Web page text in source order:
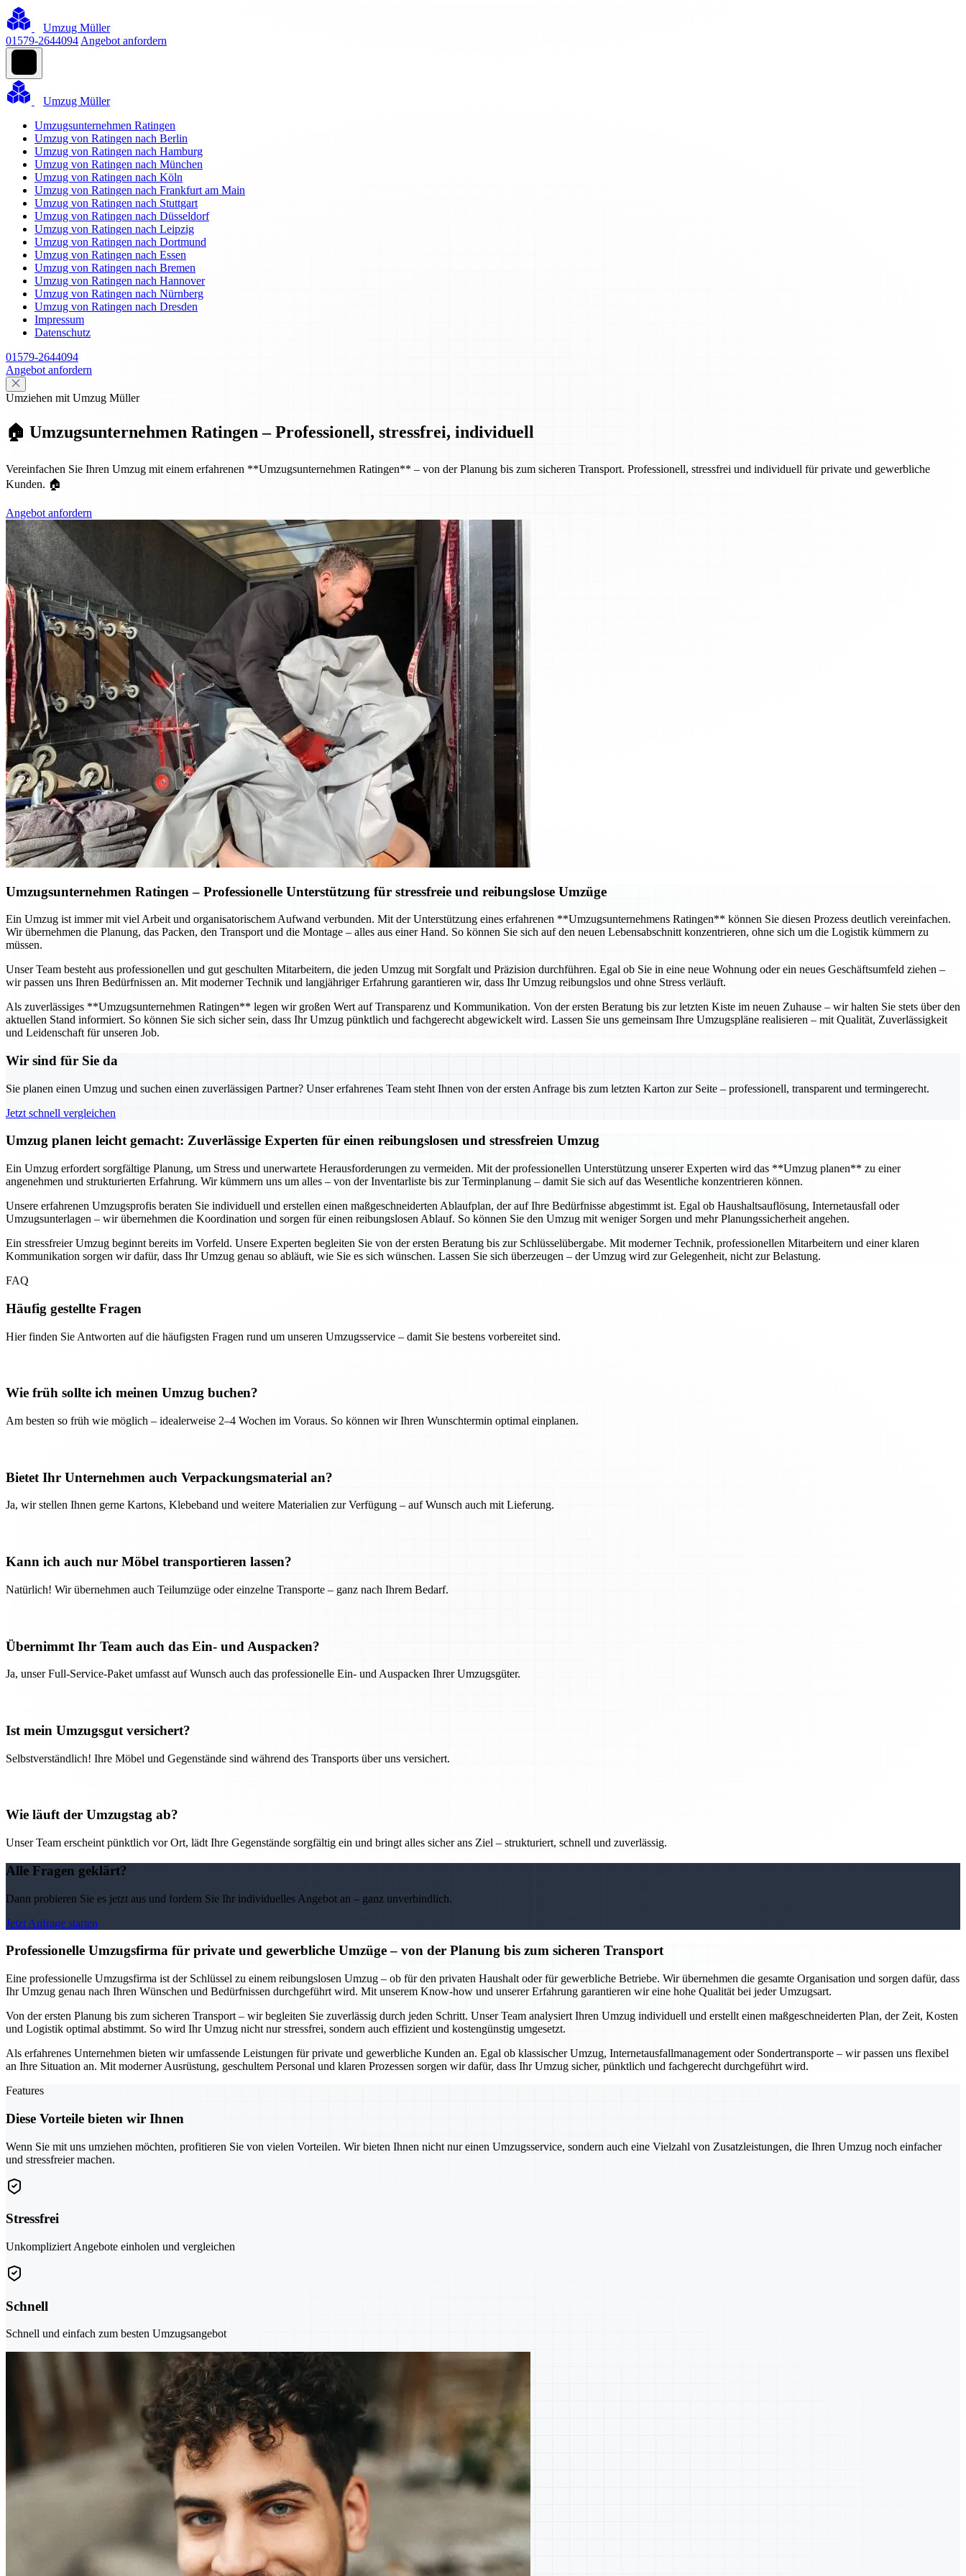
Umzug Müller
01579-2644094 Angebot anfordern
Umzug Müller
Umzugsunternehmen Ratingen
Umzug von Ratingen nach Berlin
Umzug von Ratingen nach Hamburg
Umzug von Ratingen nach München
Umzug von Ratingen nach Köln
Umzug von Ratingen nach Frankfurt am Main
Umzug von Ratingen nach Stuttgart
Umzug von Ratingen nach Düsseldorf
Umzug von Ratingen nach Leipzig
Umzug von Ratingen nach Dortmund
Umzug von Ratingen nach Essen
Umzug von Ratingen nach Bremen
Umzug von Ratingen nach Hannover
Umzug von Ratingen nach Nürnberg
Umzug von Ratingen nach Dresden
Impressum
Datenschutz
01579-2644094
Angebot anfordern
Umziehen mit Umzug Müller
🏠 Umzugsunternehmen Ratingen – Professionell, stressfrei, individuell
Vereinfachen Sie Ihren Umzug mit einem erfahrenen **Umzugsunternehmen Ratingen** – von der Planung bis zum sicheren Transport. Professionell, stressfrei und individuell für private und gewerbliche
Kunden. 🏠
Angebot anfordern
Umzugsunternehmen Ratingen – Professionelle Unterstützung für stressfreie und reibungslose Umzüge
Ein Umzug ist immer mit viel Arbeit und organisatorischem Aufwand verbunden. Mit der Unterstützung eines erfahrenen **Umzugsunternehmens Ratingen** können Sie diesen Prozess deutlich vereinfachen.
Wir übernehmen die Planung, das Packen, den Transport und die Montage – alles aus einer Hand. So können Sie sich auf den neuen Lebensabschnitt konzentrieren, ohne sich um die Logistik kümmern zu
müssen.
Unser Team besteht aus professionellen und gut geschulten Mitarbeitern, die jeden Umzug mit Sorgfalt und Präzision durchführen. Egal ob Sie in eine neue Wohnung oder ein neues Geschäftsumfeld ziehen –
wir passen uns Ihren Bedürfnissen an. Mit moderner Technik und langjähriger Erfahrung garantieren wir, dass Ihr Umzug reibungslos und ohne Stress verläuft.
Als zuverlässiges **Umzugsunternehmen Ratingen** legen wir großen Wert auf Transparenz und Kommunikation. Von der ersten Beratung bis zur letzten Kiste im neuen Zuhause – wir halten Sie stets über den
aktuellen Stand informiert. So können Sie sich sicher sein, dass Ihr Umzug pünktlich und fachgerecht abgewickelt wird. Lassen Sie uns gemeinsam Ihre Umzugspläne realisieren – mit Qualität, Zuverlässigkeit
und Leidenschaft für unseren Job.
Wir sind für Sie da
Sie planen einen Umzug und suchen einen zuverlässigen Partner? Unser erfahrenes Team steht Ihnen von der ersten Anfrage bis zum letzten Karton zur Seite – professionell, transparent und termingerecht.
Jetzt schnell vergleichen
Umzug planen leicht gemacht: Zuverlässige Experten für einen reibungslosen und stressfreien Umzug
Ein Umzug erfordert sorgfältige Planung, um Stress und unerwartete Herausforderungen zu vermeiden. Mit der professionellen Unterstützung unserer Experten wird das **Umzug planen** zu einer
angenehmen und strukturierten Erfahrung. Wir kümmern uns um alles – von der Inventarliste bis zur Terminplanung – damit Sie sich auf das Wesentliche konzentrieren können.
Unsere erfahrenen Umzugsprofis beraten Sie individuell und erstellen einen maßgeschneiderten Ablaufplan, der auf Ihre Bedürfnisse abgestimmt ist. Egal ob Haushaltsauflösung, Internetausfall oder
Umzugsunterlagen – wir übernehmen die Koordination und sorgen für einen reibungslosen Ablauf. So können Sie den Umzug mit weniger Sorgen und mehr Planungssicherheit angehen.
Ein stressfreier Umzug beginnt bereits im Vorfeld. Unsere Experten begleiten Sie von der ersten Beratung bis zur Schlüsselübergabe. Mit moderner Technik, professionellen Mitarbeitern und einer klaren
Kommunikation sorgen wir dafür, dass Ihr Umzug genau so abläuft, wie Sie es sich wünschen. Lassen Sie sich überzeugen – der Umzug wird zur Gelegenheit, nicht zur Belastung.
FAQ
Häufig gestellte Fragen
Hier finden Sie Antworten auf die häufigsten Fragen rund um unseren Umzugsservice – damit Sie bestens vorbereitet sind.
Wie früh sollte ich meinen Umzug buchen?
Am besten so früh wie möglich – idealerweise 2–4 Wochen im Voraus. So können wir Ihren Wunschtermin optimal einplanen.
Bietet Ihr Unternehmen auch Verpackungsmaterial an?
Ja, wir stellen Ihnen gerne Kartons, Klebeband und weitere Materialien zur Verfügung – auf Wunsch auch mit Lieferung.
Kann ich auch nur Möbel transportieren lassen?
Natürlich! Wir übernehmen auch Teilumzüge oder einzelne Transporte – ganz nach Ihrem Bedarf.
Übernimmt Ihr Team auch das Ein- und Auspacken?
Ja, unser Full-Service-Paket umfasst auf Wunsch auch das professionelle Ein- und Auspacken Ihrer Umzugsgüter.
Ist mein Umzugsgut versichert?
Selbstverständlich! Ihre Möbel und Gegenstände sind während des Transports über uns versichert.
Wie läuft der Umzugstag ab?
Unser Team erscheint pünktlich vor Ort, lädt Ihre Gegenstände sorgfältig ein und bringt alles sicher ans Ziel – strukturiert, schnell und zuverlässig.
Alle Fragen geklärt?
Dann probieren Sie es jetzt aus und fordern Sie Ihr individuelles Angebot an – ganz unverbindlich.
Jetzt Anfrage starten
Professionelle Umzugsfirma für private und gewerbliche Umzüge – von der Planung bis zum sicheren Transport
Eine professionelle Umzugsfirma ist der Schlüssel zu einem reibungslosen Umzug – ob für den privaten Haushalt oder für gewerbliche Betriebe. Wir übernehmen die gesamte Organisation und sorgen dafür, dass
Ihr Umzug genau nach Ihren Wünschen und Bedürfnissen durchgeführt wird. Mit unserem Know-how und unserer Erfahrung garantieren wir eine hohe Qualität bei jeder Umzugsart.
Von der ersten Planung bis zum sicheren Transport – wir begleiten Sie zuverlässig durch jeden Schritt. Unser Team analysiert Ihren Umzug individuell und erstellt einen maßgeschneiderten Plan, der Zeit, Kosten
und Logistik optimal abstimmt. So wird Ihr Umzug nicht nur stressfrei, sondern auch effizient und kostengünstig umgesetzt.
Als erfahrenes Unternehmen bieten wir umfassende Leistungen für private und gewerbliche Kunden an. Egal ob klassischer Umzug, Internetausfallmanagement oder Sondertransporte – wir passen uns flexibel
an Ihre Situation an. Mit moderner Ausrüstung, geschultem Personal und klaren Prozessen sorgen wir dafür, dass Ihr Umzug sicher, pünktlich und fachgerecht durchgeführt wird.
Features
Diese Vorteile bieten wir Ihnen
Wenn Sie mit uns umziehen möchten, profitieren Sie von vielen Vorteilen. Wir bieten Ihnen nicht nur einen Umzugsservice, sondern auch eine Vielzahl von Zusatzleistungen, die Ihren Umzug noch einfacher
und stressfreier machen.
Stressfrei
Unkompliziert Angebote einholen und vergleichen
Schnell
Schnell und einfach zum besten Umzugsangebot